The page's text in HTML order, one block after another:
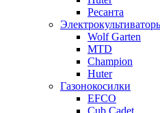
Ресанта
Wolf Garten
MTD
Champion
Huter
Газонокосилки
EFCO
Cub Cadet